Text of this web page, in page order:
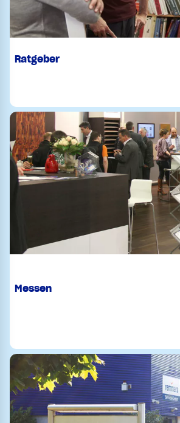
Ratgeber
Messen